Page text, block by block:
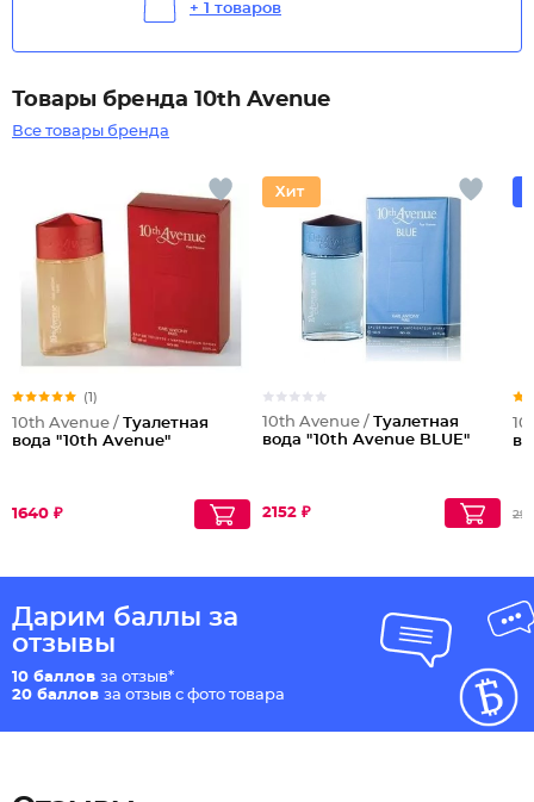
+ 1 товаров
Товары бренда 10th Avenue
Все товары бренда
(1)
10th Avenue /
Туалетная
вода "10th Avenue"
1640 ₽
10th Avenue /
Туалетная
вода "10th Avenue BLUE"
2152 ₽
Дарим баллы за
отзывы
10 баллов за отзыв*
20 баллов за отзыв с фото товара